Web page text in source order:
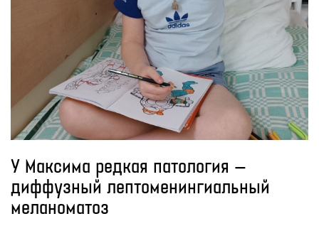
У Максима редкая патология —
диффузный лептоменингиальный
меланоматоз